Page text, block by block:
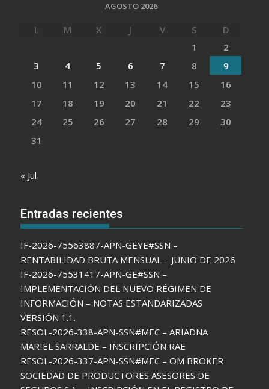
AGOSTO 2026
L M X J V S
D
1
2
3
4 5 6 7 8
9
10
11 12 13 14 15
16
17
18 19 20 21 22
23
24
25 26 27 28 29
30
31
« Jul
Entradas recientes
IF-2026-75563887-APN-GEYE#SSN –
RENTABILIDAD BRUTA MENSUAL – JUNIO DE 2026
IF-2026-75531417-APN-GE#SSN –
IMPLEMENTACIÓN DEL NUEVO RÉGIMEN DE
INFORMACIÓN – NOTAS ESTANDARIZADAS
VERSIÓN 1.1.
RESOL-2026-338-APN-SSN#MEC – ARIADNA
MARIEL SARRALDE – INSCRIPCIÓN RAE
RESOL-2026-337-APN-SSN#MEC – OM BROKER
SOCIEDAD DE PRODUCTORES ASESORES DE